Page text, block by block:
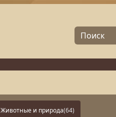
Животные и природа(64)